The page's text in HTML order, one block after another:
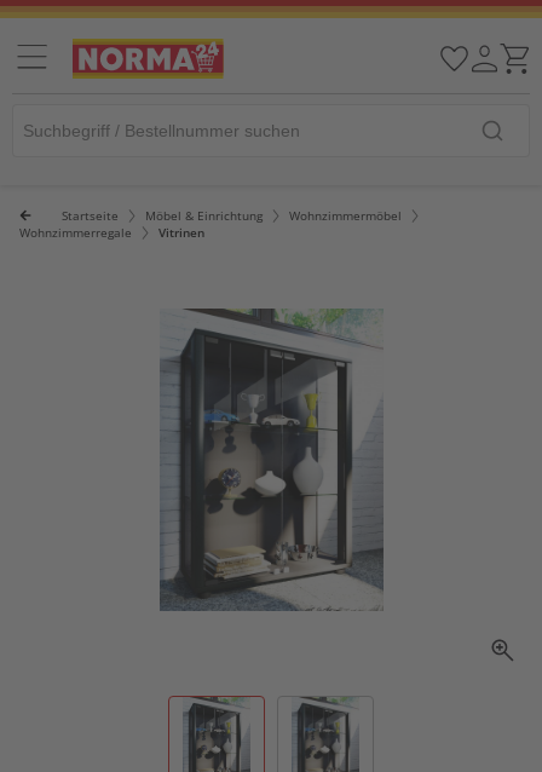
Startseite Möbel & Einrichtung
Wohnzimmermöbel
Wohnzimmerregale
Vitrinen